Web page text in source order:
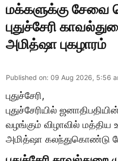
மக்களுக்கு சேவை
புதுச்சேரி
அமித்ஷா புகழாரம்
Published on: 09 Aug 2026, 5:56
புதுச்சேரி,
புதுச்சேரியில்
வழங்கும் விழாவில் மத்திய
அமித்ஷா கலந்துகொண்டு